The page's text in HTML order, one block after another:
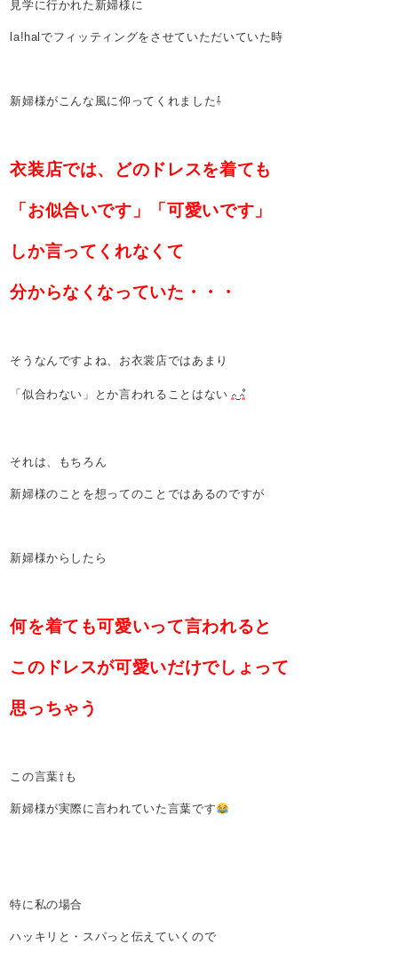
見学に行かれた新婦様に
la!halでフィッティングをさせていただいていた時
新婦様がこんな風に仰ってくれました⇩
衣装店では、どのドレスを着ても
「お似合いです」「可愛いです」
しか言ってくれなくて
分からなくなっていた・・・
そうなんですよね、お衣裳店ではあまり
「似合わない」とか言われることはない
それは、もちろん
新婦様のことを想ってのことではあるのですが
新婦様からしたら
何を着ても可愛いって言われると
このドレスが可愛いだけでしょって
思っちゃう
この言葉⇧も
新婦様が実際に言われていた言葉です
特に私の場合
ハッキリと・スパっと伝えていくので